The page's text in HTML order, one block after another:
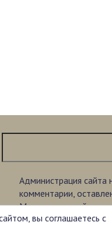
Администрация сайта
комментарии,
Материал на сайте
ознакомительных целях.
вы соглашаетесь с